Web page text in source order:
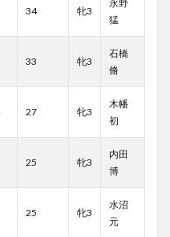
34 牝3
永野
猛
33 牝3
石橋
脩
27 牝3
木幡
初
25 牝3
内田
博
25 牝3
水沼
元